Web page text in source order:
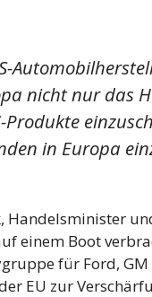
nicht nur das
Produkte
in Europa
Handelsminister
einem Boot
für Ford,
EU zur